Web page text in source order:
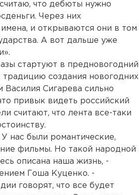
что дебюты нужно
Через них
и открываются они в том
А вот дальше уже
стартуют в предновогодний
создания новогодних
Василия Сигарева сильно
привык видеть российский
считают, что лента все-таки
нас были романтические,
фильмы. Но такой народной
описана наша жизнь, -
Гоша Куценко. -
говорят, что все будет